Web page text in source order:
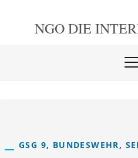
NGO DIE
GSG 9, BUNDESWEHR,